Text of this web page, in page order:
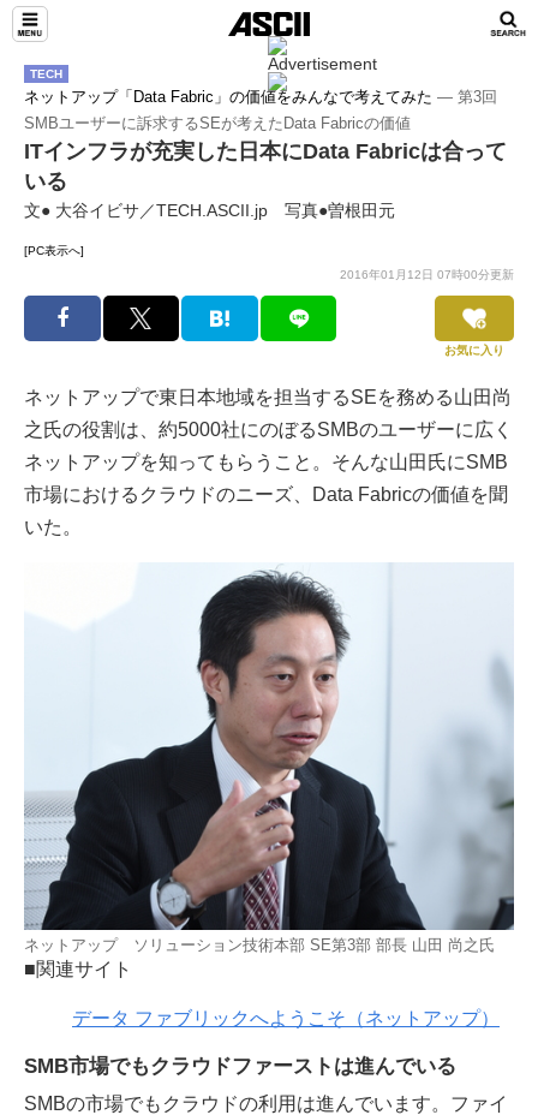
TECH
ネットアップ「Data Fabric」の価値をみんなで考えてみた ― 第3回
SMBユーザーに訴求するSEが考えたData Fabricの価値
ITインフラが充実した日本にData Fabricは合って
いる
文● 大谷イビサ／TECH.ASCII.jp 写真●曽根田元
[PC表示へ]
2016年01月12日 07時00分更新
お気に入り
ネットアップで東日本地域を担当するSEを務める山田尚
之氏の役割は、約5000社にのぼるSMBのユーザーに広く
ネットアップを知ってもらうこと。そんな山田氏にSMB
市場におけるクラウドのニーズ、Data Fabricの価値を聞
いた。
ネットアップ ソリューション技術本部 SE第3部 部長 山田 尚之氏
■関連サイト
データ ファブリックへようこそ（ネットアップ）
SMB市場でもクラウドファーストは進んでいる
SMBの市場でもクラウドの利用は進んでいます。ファイ